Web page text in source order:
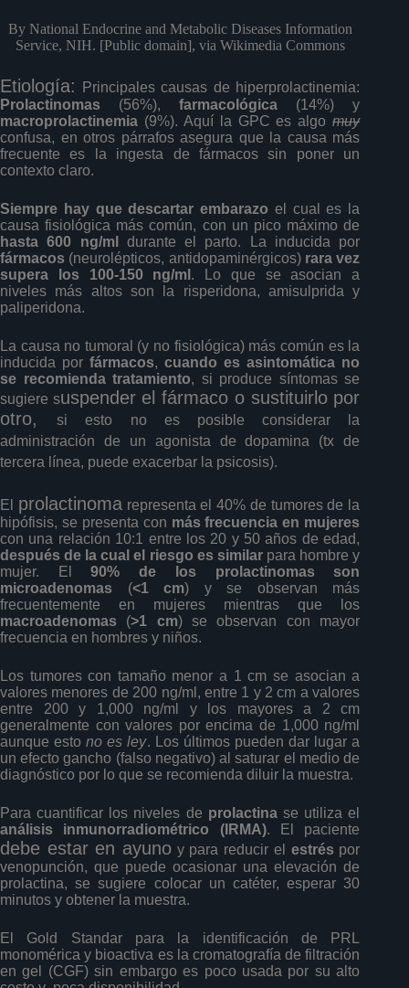
By National Endocrine and Metabolic Diseases Information
Service, NIH. [Public domain], via Wikimedia Commons
Etiología:
Principales causas de hiperprolactinemia:
Prolactinomas (56%),farmacológica (14%) y
macroprolactinemia (9%). Aquí la GPC es algomuy
confusa, en otros párrafos asegura que la causa más
frecuente es la ingesta de fármacos sin poner un
contexto claro.
Siempre hay que descartar embarazo el cual es la
causa fisiológica más común, con un pico máximo de
hasta 600 ng/ml
durante el parto. La inducida por
fármacos (neurolépticos, antidopaminérgicos) rara vez
supera los 100-150 ng/ml . Lo que se asocian a
niveles más altos son la risperidona, amisulprida y
paliperidona.
La causa no tumoral (y no fisiológica) más común es la
inducida porfármacos,cuando es asintomática no
se recomienda tratamiento, si produce síntomas se
sugiere suspender el fármaco o sustituirlo por
otro,si esto no es posible considerar la
administración de un agonista de dopamina (tx de
tercera línea, puede exacerbar la psicosis).
El prolactinomarepresenta el 40% de tumores de la
hipófisis, se presenta con más frecuencia en mujeres
con una relación 10:1 entre los 20 y 50 años de edad,
después de la cual el riesgo es similarpara hombre y
mujer. El90% de los prolactinomas son
microadenomas (<1 cm) y se observan más
frecuentemente en mujeres mientras que los
macroadenomas (>1 cm) se observan con mayor
frecuencia en hombres y niños.
Los tumores con tamaño menor a 1 cm se asocian a
valores menores de 200 ng/ml, entre 1 y 2 cm a valores
entre 200 y 1,000 ng/ml y los mayores a 2 cm
generalmente con valores por encima de 1,000 ng/ml
aunque esto no es ley. Los últimos pueden dar lugar a
un efecto gancho (falso negativo) al saturar el medio de
diagnóstico por lo que se recomienda diluir la muestra.
Para cuantificar los niveles de prolactinase utiliza el
análisis inmunorradiométrico (IRMA). El paciente
debe estar en ayuno y para reducir el estrés por
venopunción, que puede ocasionar una elevación de
prolactina, se sugiere colocar un catéter, esperar 30
minutos y obtener la muestra.
El Gold Standar para la identificación de PRL
monomérica y bioactiva es la cromatografía de filtración
en gel (CGF) sin embargo es poco usada por su alto